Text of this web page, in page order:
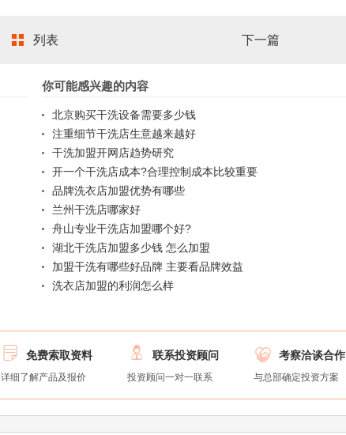
列表 下一篇
你可能感兴趣的内容
北京购买干洗设备需要多少钱
注重细节干洗店生意越来越好
干洗加盟开网店趋势研究
开一个干洗店成本?合理控制成本比较重要
品牌洗衣店加盟优势有哪些
兰州干洗店哪家好
舟山专业干洗店加盟哪个好?
湖北干洗店加盟多少钱 怎么加盟
加盟干洗有哪些好品牌 主要看品牌效益
洗衣店加盟的利润怎么样
 免费索取资料
详细了解产品及报价
 联系投资顾问
投资顾问一对一联系
 考察洽谈合作
与总部确定投资方案